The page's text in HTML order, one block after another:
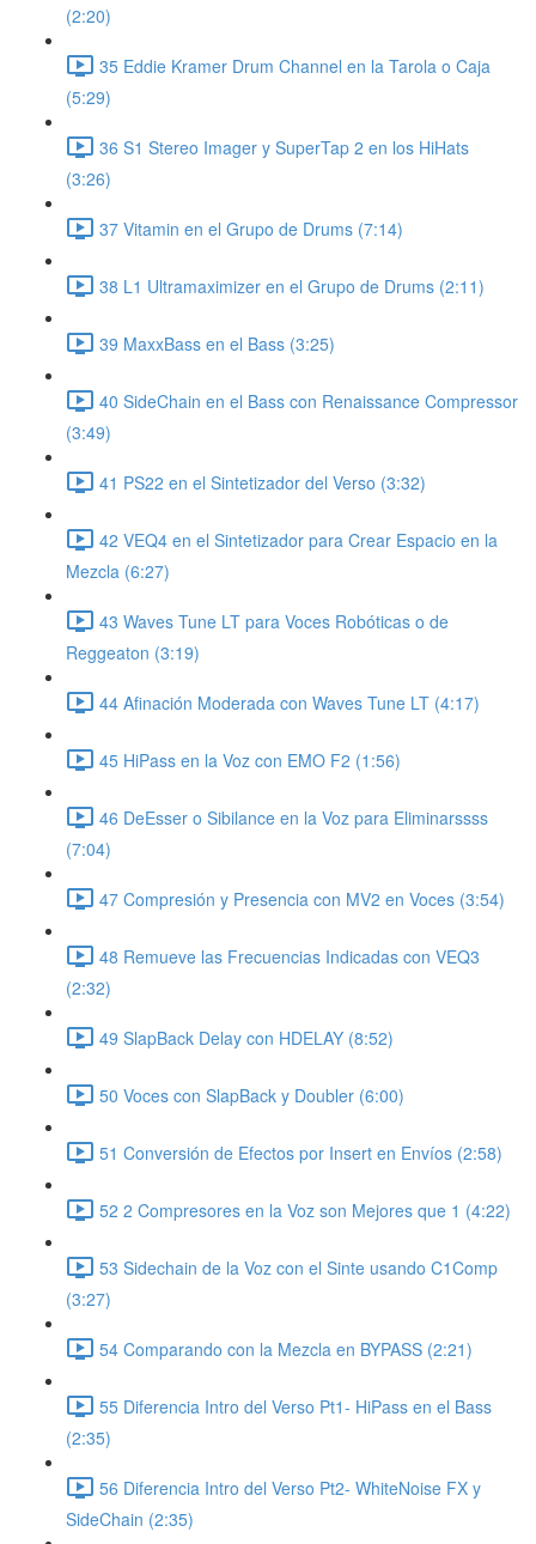
(2:20)
35 Eddie Kramer Drum Channel en la Tarola o Caja
(5:29)
36 S1 Stereo Imager y SuperTap 2 en los HiHats
(3:26)
37 Vitamin en el Grupo de Drums (7:14)
38 L1 Ultramaximizer en el Grupo de Drums (2:11)
39 MaxxBass en el Bass (3:25)
40 SideChain en el Bass con Renaissance Compressor
(3:49)
41 PS22 en el Sintetizador del Verso (3:32)
42 VEQ4 en el Sintetizador para Crear Espacio en la
Mezcla (6:27)
43 Waves Tune LT para Voces Robóticas o de
Reggeaton (3:19)
44 Afinación Moderada con Waves Tune LT (4:17)
45 HiPass en la Voz con EMO F2 (1:56)
46 DeEsser o Sibilance en la Voz para Eliminarssss
(7:04)
47 Compresión y Presencia con MV2 en Voces (3:54)
48 Remueve las Frecuencias Indicadas con VEQ3
(2:32)
49 SlapBack Delay con HDELAY (8:52)
50 Voces con SlapBack y Doubler (6:00)
51 Conversión de Efectos por Insert en Envíos (2:58)
52 2 Compresores en la Voz son Mejores que 1 (4:22)
53 Sidechain de la Voz con el Sinte usando C1Comp
(3:27)
54 Comparando con la Mezcla en BYPASS (2:21)
55 Diferencia Intro del Verso Pt1- HiPass en el Bass
(2:35)
56 Diferencia Intro del Verso Pt2- WhiteNoise FX y
SideChain (2:35)